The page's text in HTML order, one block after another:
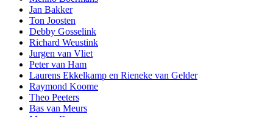
Jan Bakker
Ton Joosten
Debby Gosselink
Richard Weustink
Jurgen van Vliet
Peter van Ham
Laurens Ekkelkamp en Rieneke van Gelder
Raymond Koome
Theo Peeters
Bas van Meurs